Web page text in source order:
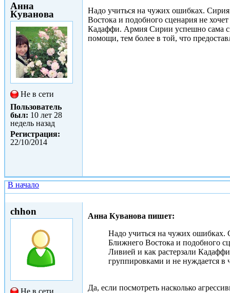
Анна
Куванова
Не в сети
Пользователь
был: 10 лет 28
недель назад
Регистрация:
22/10/2014
Надо учиться на чужих ошибках. Сирия
Востока и подобного сценария не
Кадаффи. Армия Сирии успешно сама
помощи, тем более в той, что
В начало
chhon
Анна Куванова пишет:
Надо учиться на чужих ошибках.
Ближнего Востока и подобного
Ливией и как растерзали
группировками и не нуждается в
Да, если посмотреть насколько